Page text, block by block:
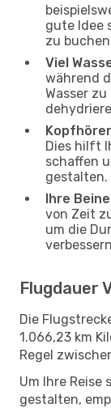
gute Idee
zu
Viel
während
Wasser
Dies hilft
schaffen
gestalten.
Ihre
von Zeit
um die
Flugdauer
Die
1.066,23 km
Regel
Um Ihre Reise
gestalten,